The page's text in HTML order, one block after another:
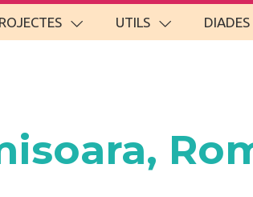
UTILS DIADES